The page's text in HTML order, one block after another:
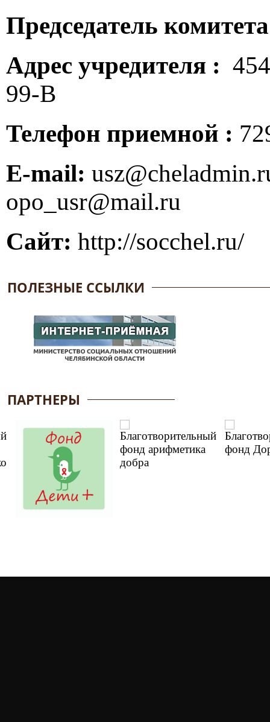
Председатель
Адрес учредителя :
99-В
Телефон приемной :
E-mail: usz@cheladmin.
opo usr@mail.ru
Сайт: http://socchel.ru/
ПОЛЕЗНЫЕ ССЫЛКИ
ПАРТНЕРЫ